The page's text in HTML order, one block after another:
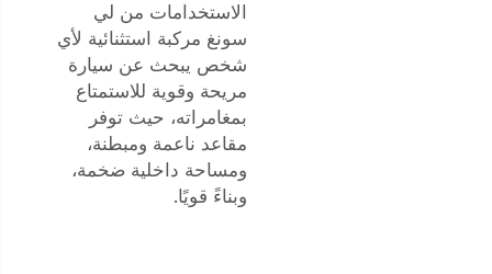
الاستخدامات من لي
سونغ مركبة استثنائية لأي
شخص يبحث عن سيارة
مريحة وقوية للاستمتاع
بمغامراته، حيث توفر
مقاعد ناعمة ومبطنة،
ومساحة داخلية ضخمة،
وبناءً قويًا.